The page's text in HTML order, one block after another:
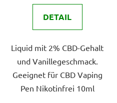
von
DETAIL
Liquid mit 2% CBD-Gehalt
und Vanillegeschmack.
Geeignet für CBD Vaping
Pen Nikotinfrei 10ml